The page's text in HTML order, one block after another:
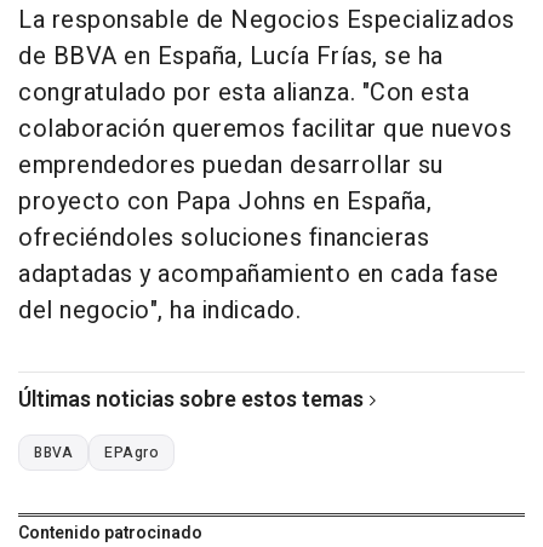
La responsable de Negocios Especializados
de BBVA en España, Lucía Frías, se ha
congratulado por esta alianza. "Con esta
colaboración queremos facilitar que nuevos
emprendedores puedan desarrollar su
proyecto con Papa Johns en España,
ofreciéndoles soluciones financieras
adaptadas y acompañamiento en cada fase
del negocio", ha indicado.
Últimas noticias sobre estos temas
BBVA EPAgro
Contenido patrocinado